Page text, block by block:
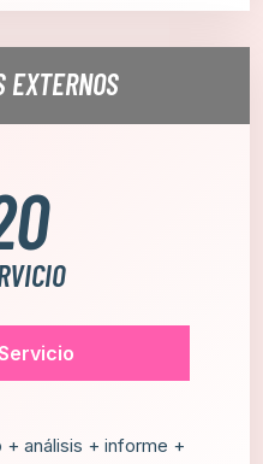
EXTERNOS
análisis + informe +